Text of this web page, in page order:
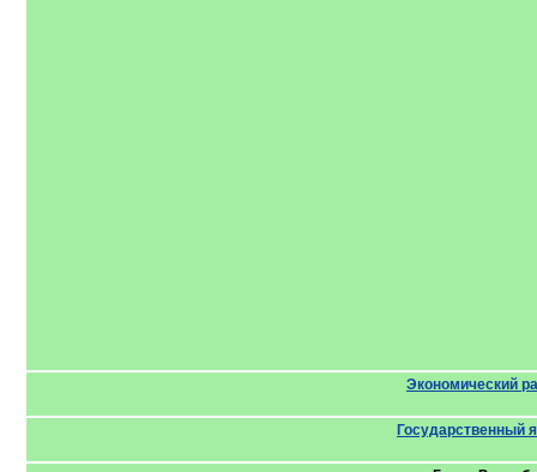
Экономический
Государственный